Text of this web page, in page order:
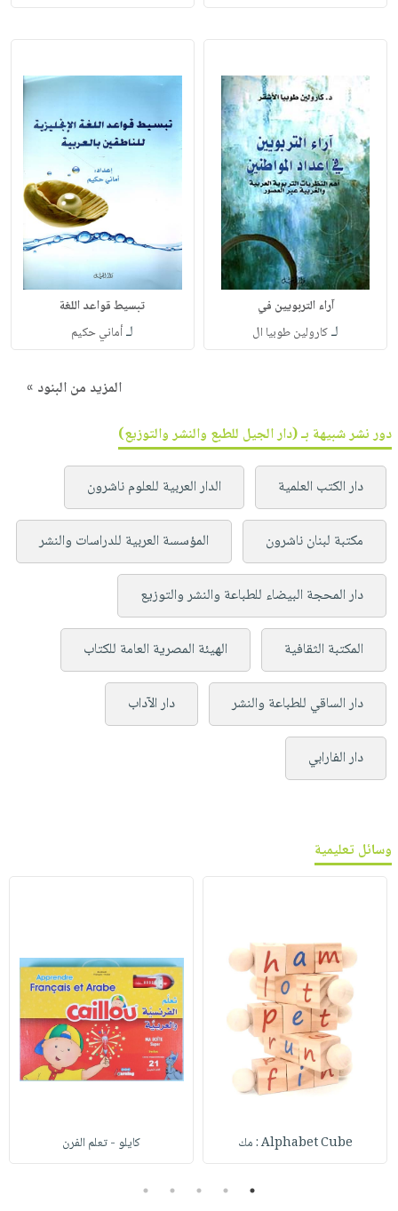
آراء التربويين في
لـكارولين طوبيا ال
تبسيط قواعد اللغة
لـأماني حكيم
المزيد من البنود »
دور نشر شبيهة بـ (دار الجيل للطبع والنشر والتوزيع)
دار الكتب العلمية الدار العربية للعلوم ناشرون
مكتبة لبنان ناشرون المؤسسة العربية للدراسات والنشر
دار المحجة البيضاء للطباعة والنشر والتوزيع
المكتبة الثقافية الهيئة المصرية العامة للكتاب
دار الساقي للطباعة والنشر دار الآداب
دار الفارابي
وسائل تعليمية
Alphabet Cube : مك كايلو - تعلم الفرن
1
2
3
4
5